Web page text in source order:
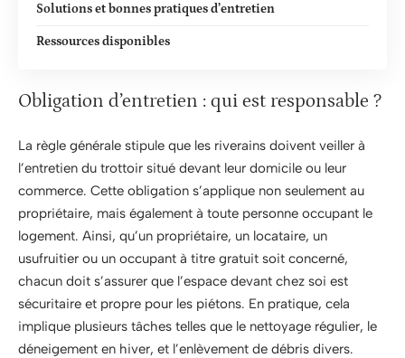
Solutions et bonnes pratiques d’entretien
Ressources disponibles
Obligation d’entretien : qui est responsable ?
La règle générale stipule que les riverains doivent veiller à
l’entretien du trottoir situé devant leur domicile ou leur
commerce. Cette obligation s’applique non seulement au
propriétaire, mais également à toute personne occupant le
logement. Ainsi, qu’un propriétaire, un locataire, un
usufruitier ou un occupant à titre gratuit soit concerné,
chacun doit s’assurer que l’espace devant chez soi est
sécuritaire et propre pour les piétons. En pratique, cela
implique plusieurs tâches telles que le nettoyage régulier, le
déneigement en hiver, et l’enlèvement de débris divers.